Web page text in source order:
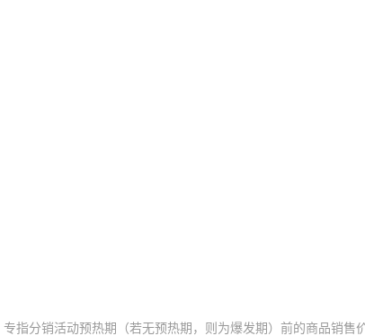
指分销活动预热期（若无预热期，则为爆发期）前的商品销售